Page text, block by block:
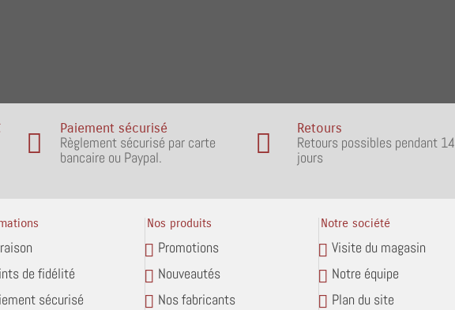
Paiement sécurisé
Règlement sécurisé par carte
bancaire ou Paypal.
Retours
Retours possibles pendant 14
jours
de fidélité
sécurisé
Nos produits
Promotions
Nouveautés
Nos fabricants
Notre société
Visite du magasin
Notre équipe
Plan du site